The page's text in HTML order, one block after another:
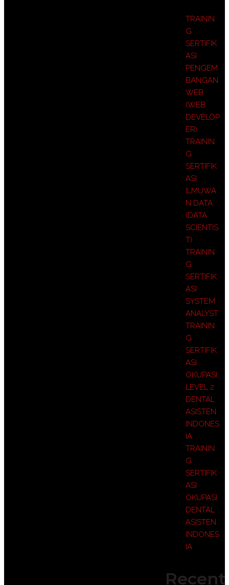
TRAININ
G
SERTIFIK
ASI
PENGEM
BANGAN
WEB
(WEB
DEVELOP
ER)
TRAININ
G
SERTIFIK
ASI
ILMUWA
N DATA
(DATA
SCIENTIS
T)
TRAININ
G
SERTIFIK
ASI
SYSTEM
ANALYST
TRAININ
G
SERTIFIK
ASI
OKUPASI
LEVEL 2
DENTAL
ASISTEN
INDONES
IA
TRAININ
G
SERTIFIK
ASI
OKUPASI
DENTAL
ASISTEN
INDONES
IA
Recent